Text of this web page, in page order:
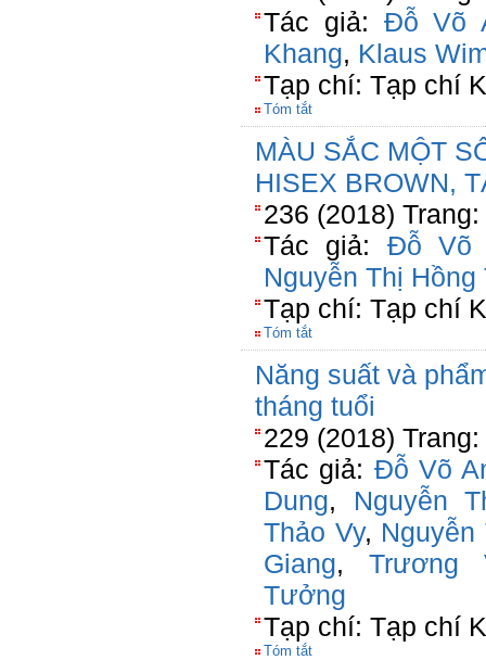
Tác giả: Đỗ Võ
Khang, Klaus
Tạp chí: Tạp chí
Tóm tắt
MÀU SẮC MỘT
HISEX BROWN,
236 (2018) Trang:
Tác giả: Đỗ Võ
Nguyễn Thị
Tạp chí: Tạp chí
Tóm tắt
Năng suất và
tháng tuổi
229 (2018) Trang:
Tác giả: Đỗ Võ
Dung, Nguyễn
Thảo Vy, Nguyễn
Giang, Trương
Tưởng
Tạp chí: Tạp chí
Tóm tắt